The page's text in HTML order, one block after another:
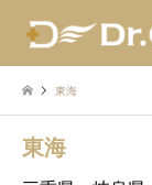
東海
東海